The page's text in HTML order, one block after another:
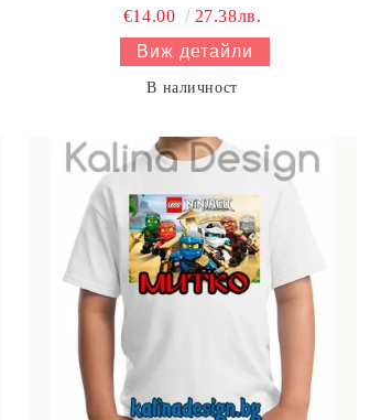
€14.00
27.38лв.
Виж детайли
В наличност